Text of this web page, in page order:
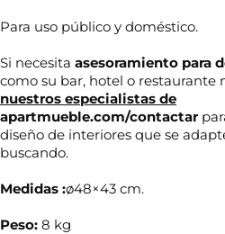
Para uso público y doméstico.
Si necesita asesoramiento para
como su bar, hotel o restaurante
nuestros especialistas de
apartmueble.com/contactar
diseño de interiores que se
buscando.
Medidas :ø48×43 cm.
Peso: 8 kg